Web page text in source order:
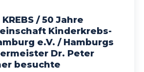
KREBS / 50 Jahre
Kinderkrebs-
e.V. / Hamburgs
Dr. Peter
besuchte